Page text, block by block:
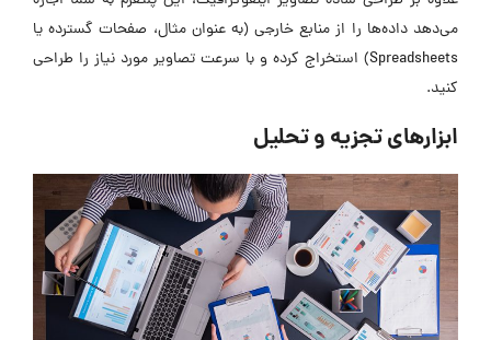
می‌دهد داده‌ها را از منابع خارجی (به عنوان مثال، صفحات گسترده یا
Spreadsheets) استخراج کرده و با سرعت تصاویر مورد نیاز را طراحی
کنید.
ابزارهای تجزیه و تحلیل